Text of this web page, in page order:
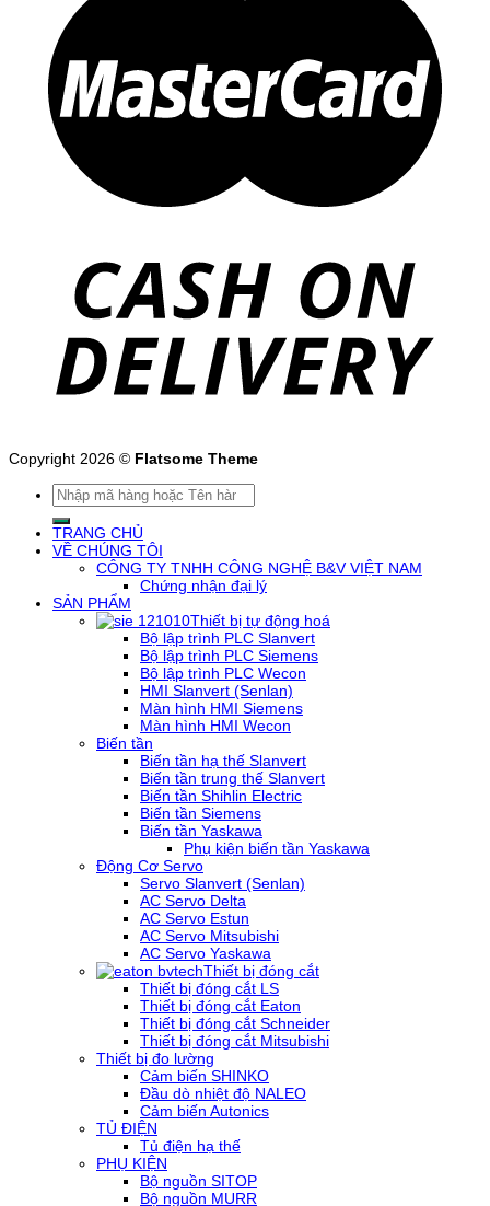
Copyright 2026 © Flatsome Theme
Tìm
kiếm:
TRANG CHỦ
VỀ CHÚNG TÔI
CÔNG TY TNHH CÔNG NGHỆ B&V VIỆT NAM
Chứng nhận đại lý
SẢN PHẨM
Thiết bị tự động hoá
Bộ lập trình PLC Slanvert
Bộ lập trình PLC Siemens
Bộ lập trình PLC Wecon
HMI Slanvert (Senlan)
Màn hình HMI Siemens
Màn hình HMI Wecon
Biến tần
Biến tần hạ thế Slanvert
Biến tần trung thế Slanvert
Biến tần Shihlin Electric
Biến tần Siemens
Biến tần Yaskawa
Phụ kiện biến tần Yaskawa
Động Cơ Servo
Servo Slanvert (Senlan)
AC Servo Delta
AC Servo Estun
AC Servo Mitsubishi
AC Servo Yaskawa
Thiết bị đóng cắt
Thiết bị đóng cắt LS
Thiết bị đóng cắt Eaton
Thiết bị đóng cắt Schneider
Thiết bị đóng cắt Mitsubishi
Thiết bị đo lường
Cảm biến SHINKO
Đầu dò nhiệt độ NALEO
Cảm biến Autonics
TỦ ĐIỆN
Tủ điện hạ thế
PHỤ KIỆN
Bộ nguồn SITOP
Bộ nguồn MURR